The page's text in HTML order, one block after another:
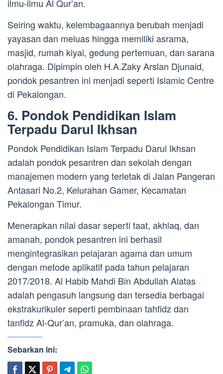
ilmu-ilmu Al Qur’an.
Seiring waktu, kelembagaannya berubah menjadi
yayasan dan meluas hingga memiliki asrama,
masjid, rumah kiyai, gedung pertemuan, dan sarana
olahraga. Dipimpin oleh H.A.Zaky Arslan Djunaid,
pondok pesantren ini menjadi seperti Islamic Centre
di Pekalongan.
6. Pondok Pendidikan Islam
Terpadu Darul Ikhsan
Pondok Pendidikan Islam Terpadu Darul Ikhsan
adalah pondok pesantren dan sekolah dengan
manajemen modern yang terletak di Jalan Pangeran
Antasari No.2, Kelurahan Gamer, Kecamatan
Pekalongan Timur.
Menerapkan nilai dasar seperti taat, akhlaq, dan
amanah, pondok pesantren ini berhasil
mengintegrasikan pelajaran agama dan umum
dengan metode aplikatif pada tahun pelajaran
2017/2018. Al Habib Mahdi Bin Abdullah Alatas
adalah pengasuh langsung dan tersedia berbagai
ekstrakurikuler seperti pembinaan tahfidz dan
tanfidz Al-Qur’an, pramuka, dan olahraga.
Sebarkan ini: